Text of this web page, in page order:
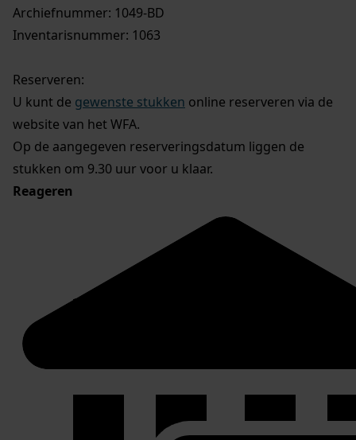
Archiefnummer: 1049-BD
Inventarisnummer: 1063
Reserveren:
U kunt de gewenste stukken online reserveren via de
website van het WFA.
Op de aangegeven reserveringsdatum liggen de
stukken om 9.30 uur voor u klaar.
Reageren